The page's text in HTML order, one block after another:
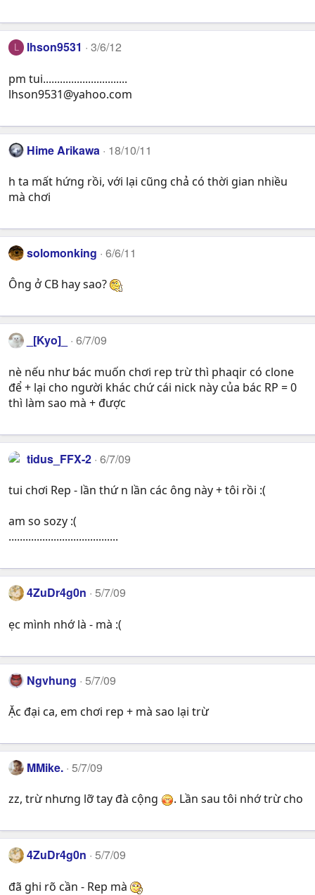
lhson9531 3/6/12
pm tui..............................
lhson9531@yahoo.com
Hime Arikawa 18/10/11
h ta mất hứng rồi, với lại cũng chả có thời gian nhiều
mà chơi
solomonking 6/6/11
Ông ở CB hay sao?
_[Kyo]_ 6/7/09
nè nếu như bác muốn chơi rep trừ thì phaqir có clone
để + lại cho người khác chứ cái nick này của bác RP = 0
thì làm sao mà + được
tidus_FFX-2 6/7/09
tui chơi Rep - lần thứ n lần các ông này + tôi rồi :(
am so sozy :(
.......................................
4ZuDr4g0n 5/7/09
ẹc mình nhớ là - mà :(
Ngvhung 5/7/09
Ặc đại ca, em chơi rep + mà sao lại trừ
MMike. 5/7/09
zz, trừ nhưng lỡ tay đà cộng . Lần sau tôi nhớ trừ cho
4ZuDr4g0n 5/7/09
đã ghi rõ cần - Rep mà